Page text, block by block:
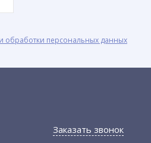
обработки персональных данных
Заказать звонок